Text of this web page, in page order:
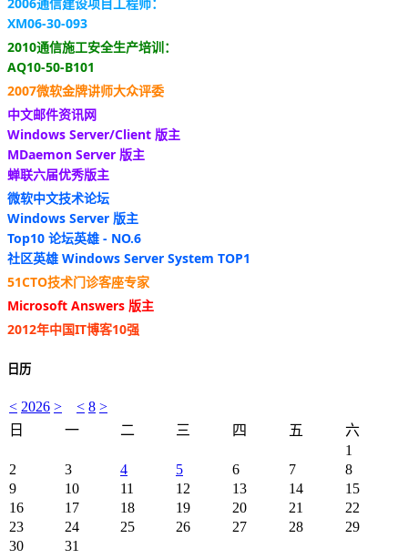
XM06-30-093
2010通信施工安全生产培训：
AQ10-50-B101
2007微软金牌讲师大众评委
中文邮件资讯网
Windows Server/Client 版主
MDaemon Server 版主
蝉联六届优秀版主
微软中文技术论坛
Windows Server 版主
Top10 论坛英雄 - NO.6
社区英雄 Windows Server System TOP1
51CTO技术门诊客座专家
Microsoft Answers 版主
2012年中国IT博客10强
日历
< 2026 > < 8 >
日
一 二 三 四 五
六
1
2
3 4 5 6 7
8
9
10 11 12 13 14
15
16
17 18 19 20 21
22
23
24 25 26 27 28
29
30
31